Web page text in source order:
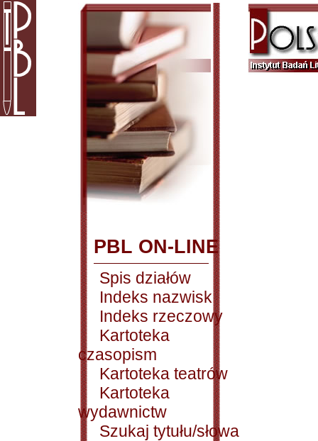
PBL ON-LINE
Spis działów
Indeks nazwisk
Indeks rzeczowy
Kartoteka
czasopism
Kartoteka teatrów
Kartoteka
wydawnictw
Szukaj tytułu/słowa